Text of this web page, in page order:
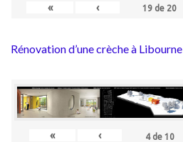
« ‹ 19 de 20
Rénovation d’une crèche à Libourne
« ‹ 4de 10